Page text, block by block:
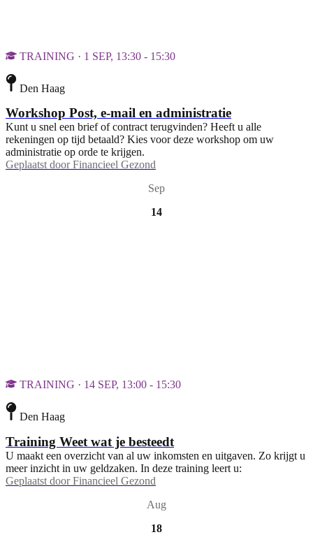
TRAINING · 1 SEP, 13:30 - 15:30
Den Haag
Workshop Post, e-mail en administratie
Kunt u snel een brief of contract terugvinden? Heeft u alle
rekeningen op tijd betaald? Kies voor deze workshop om uw
administratie op orde te krijgen.
Geplaatst door Financieel Gezond
Sep
14
TRAINING · 14 SEP, 13:00 - 15:30
Den Haag
Training Weet wat je besteedt
U maakt een overzicht van al uw inkomsten en uitgaven. Zo krijgt u
meer inzicht in uw geldzaken. In deze training leert u:
Geplaatst door Financieel Gezond
Aug
18